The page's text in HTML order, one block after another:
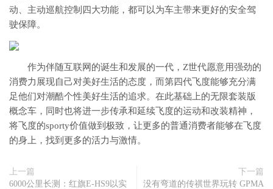
动、主动巡航控制四大功能，都可以为车主带来更好的安全驾
驶保障。
作为伴随互联网的诞生和发展的一代，Z世代愿意用强劲的
消费力展现自己对美好生活的态度，而第四代飞度能够充分满
足他们对潮酷个性美好生活的追求。在此基础上的无限套装版
概念车，同时也将进一步传承和延续飞度的运动和改装精神，
将飞度的sporty价值做到极致，让更多的普通消费者能够在飞度
的身上，找到更多的活力与激情。
上一篇
6000公里长测：红旗E-HS9以实
下一篇
没有弯道的传祺世界玩转 GPMA